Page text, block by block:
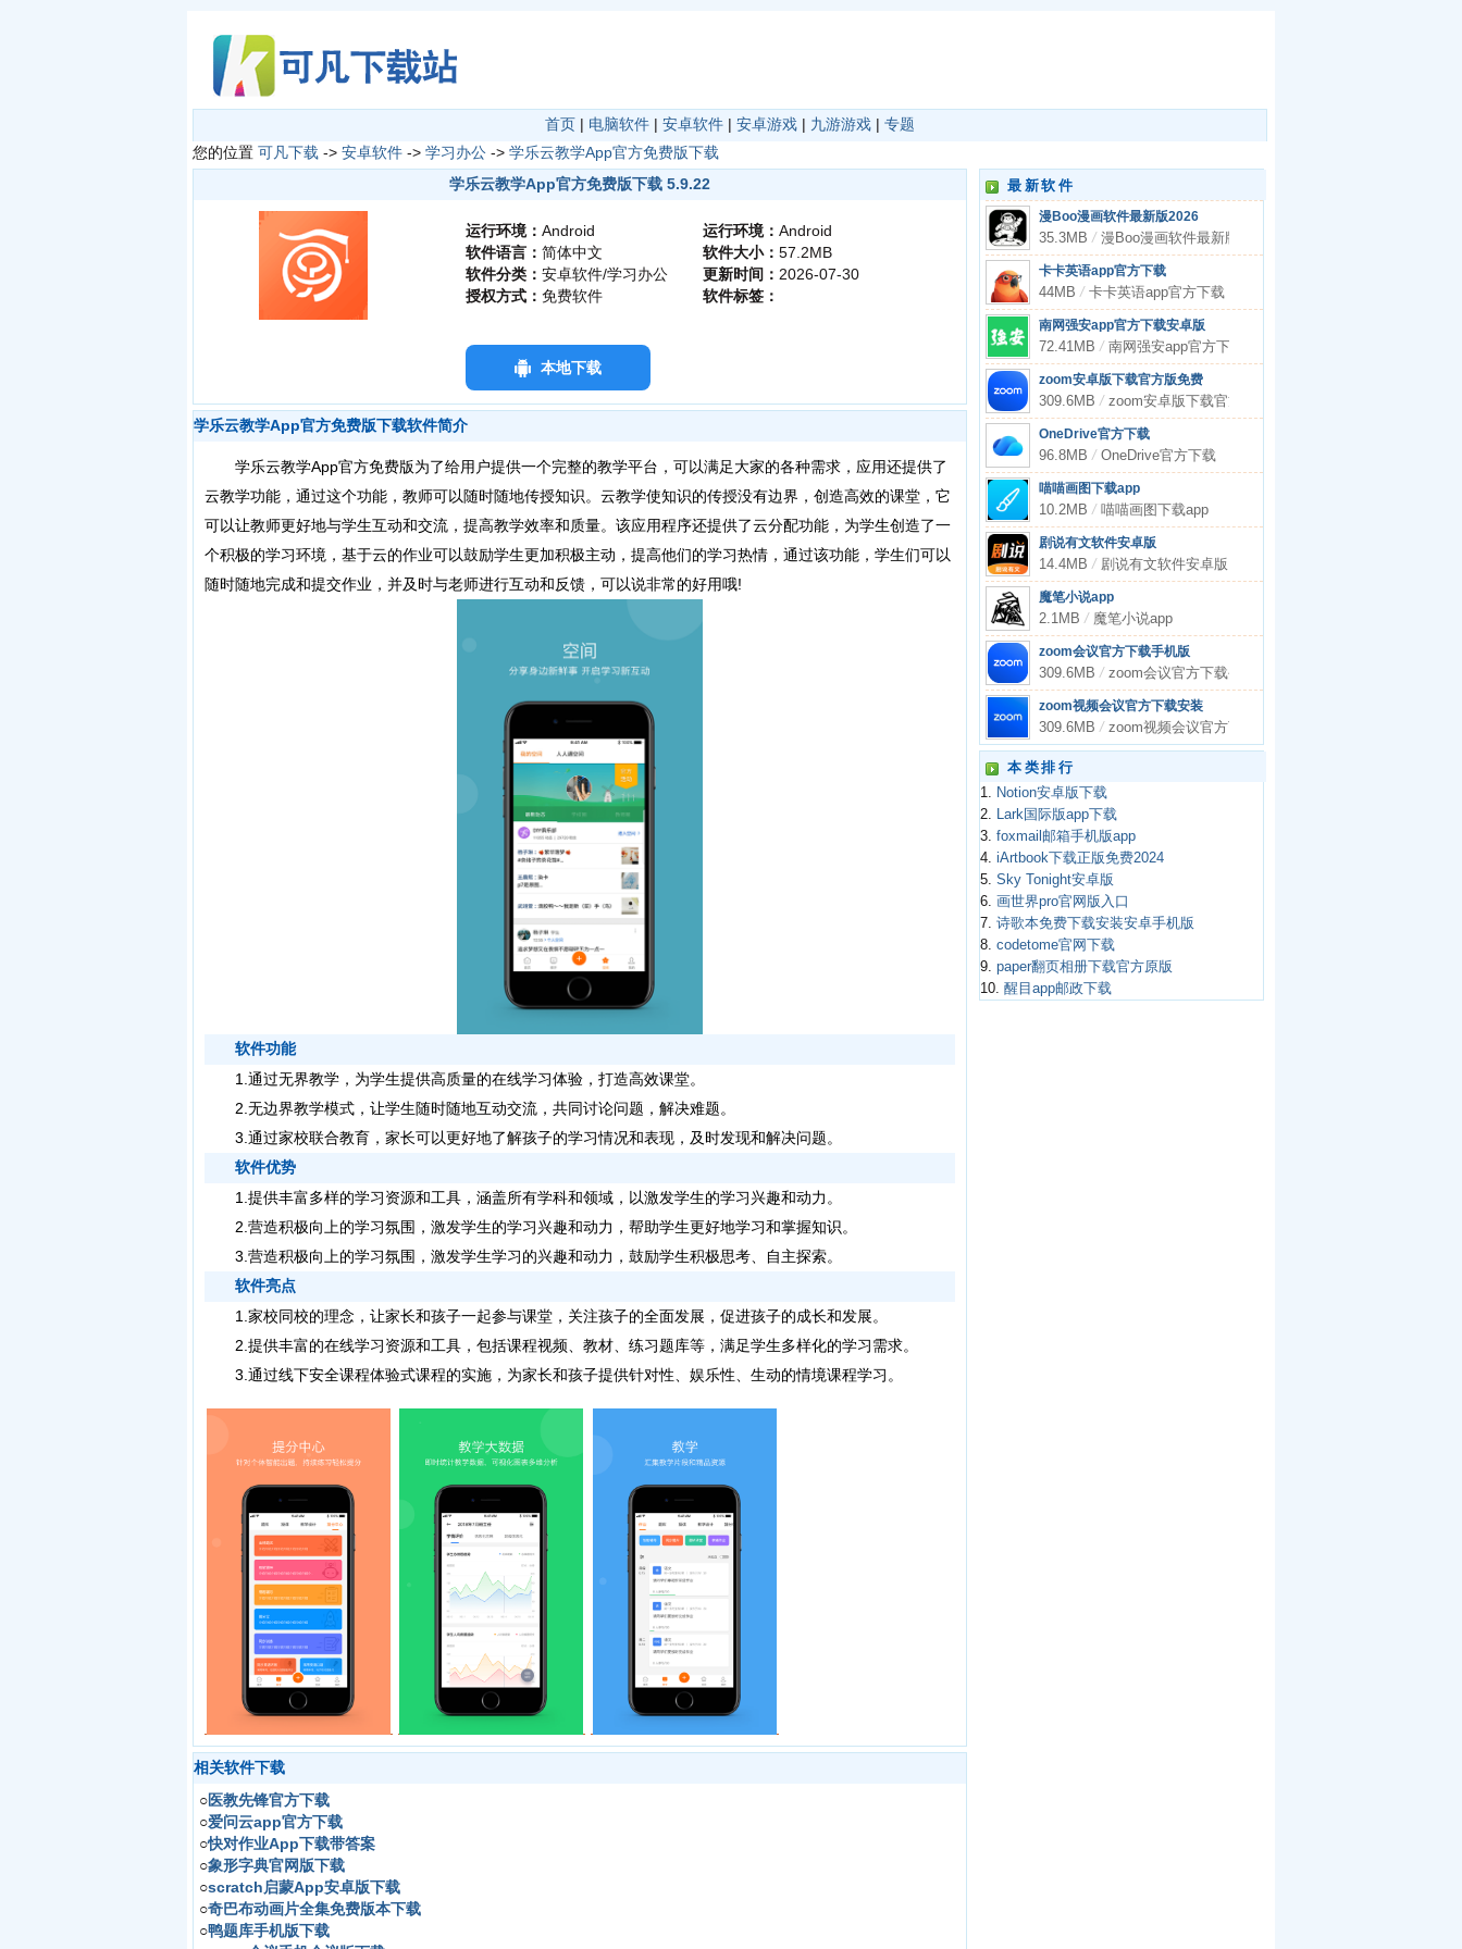
首页 | 电脑软件 | 安卓软件 | 安卓游戏 | 九游游戏 | 专题
您的位置 可凡下载 -> 安卓软件 -> 学习办公 -> 学乐云教学App官方免费版下载
学乐云教学App官方免费版下载 5.9.22
运行环境： Android
软件语言： 简体中文
软件分类： 安卓软件/学习办公
授权方式： 免费软件
运行环境： Android
软件大小： 57.2MB
更新时间： 2026-07-30
软件标签：
本地下载
学乐云教学App官方免费版下载软件简介
学乐云教学App官方免费版为了给用户提供一个完整的教学平台，可以满足大家的各种需求，应用还提供了
云教学功能，通过这个功能，教师可以随时随地传授知识。云教学使知识的传授没有边界，创造高效的课堂，它
可以让教师更好地与学生互动和交流，提高教学效率和质量。该应用程序还提供了云分配功能，为学生创造了一
个积极的学习环境，基于云的作业可以鼓励学生更加积极主动，提高他们的学习热情，通过该功能，学生们可以
随时随地完成和提交作业，并及时与老师进行互动和反馈，可以说非常的好用哦!
软件功能
1.通过无界教学，为学生提供高质量的在线学习体验，打造高效课堂。
2.无边界教学模式，让学生随时随地互动交流，共同讨论问题，解决难题。
3.通过家校联合教育，家长可以更好地了解孩子的学习情况和表现，及时发现和解决问题。
软件优势
1.提供丰富多样的学习资源和工具，涵盖所有学科和领域，以激发学生的学习兴趣和动力。
2.营造积极向上的学习氛围，激发学生的学习兴趣和动力，帮助学生更好地学习和掌握知识。
3.营造积极向上的学习氛围，激发学生学习的兴趣和动力，鼓励学生积极思考、自主探索。
软件亮点
1.家校同校的理念，让家长和孩子一起参与课堂，关注孩子的全面发展，促进孩子的成长和发展。
2.提供丰富的在线学习资源和工具，包括课程视频、教材、练习题库等，满足学生多样化的学习需求。
3.通过线下安全课程体验式课程的实施，为家长和孩子提供针对性、娱乐性、生动的情境课程学习。
相关软件下载
○医教先锋官方下载
○爱问云app官方下载
○快对作业App下载带答案
○象形字典官网版下载
○scratch启蒙App安卓版下载
○奇巴布动画片全集免费版本下载
○鸭题库手机版下载
最新软件
漫Boo漫画软件最新版2026
35.3MB/ 漫Boo漫画软件最新版2026
卡卡英语app官方下载
44MB/ 卡卡英语app官方下载
南网强安app官方下载安卓版
72.41MB/ 南网强安app官方下载安卓版
zoom安卓版下载官方版免费
309.6MB/ zoom安卓版下载官方版免费
OneDrive官方下载
96.8MB/ OneDrive官方下载
喵喵画图下载app
10.2MB/ 喵喵画图下载app
剧说有文软件安卓版
14.4MB/ 剧说有文软件安卓版
魔笔小说app
2.1MB/ 魔笔小说app
zoom会议官方下载手机版
309.6MB/ zoom会议官方下载手机版
zoom视频会议官方下载安装
309.6MB/ zoom视频会议官方下载安装
本类排行
1. Notion安卓版下载
2. Lark国际版app下载
3. foxmail邮箱手机版app
4. iArtbook下载正版免费2024
5. Sky Tonight安卓版
6. 画世界pro官网版入口
7. 诗歌本免费下载安装安卓手机版
8. codetome官网下载
9. paper翻页相册下载官方原版
10. 醒目app邮政下载